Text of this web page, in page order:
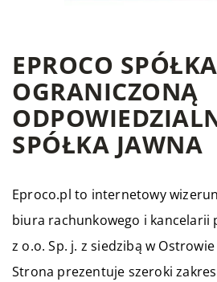
EPROCO
OGRANICZONĄ
SPÓŁKA JAWNA
Eproco.pl to internetowy
biura rachunkowego i kancelarii
z o.o. Sp. j. z siedzibą w
Strona prezentuje szeroki